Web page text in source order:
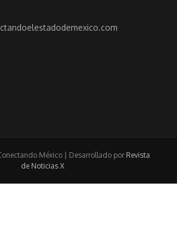
México | Desarrollado por Revista
de Noticias X